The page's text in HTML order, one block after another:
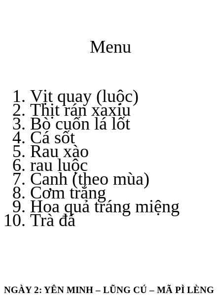
Menu
Vịt quay (luộc)
Thịt rán xaxiu
Bò cuốn lá lốt
Cá sốt
Rau xào
rau luộc
Canh (theo mùa)
Cơm trắng
Hoa quả tráng miệng
Trà đá
NGÀY 2: YÊN MINH – LŨNG CÚ – MÃ PÌ LÈNG